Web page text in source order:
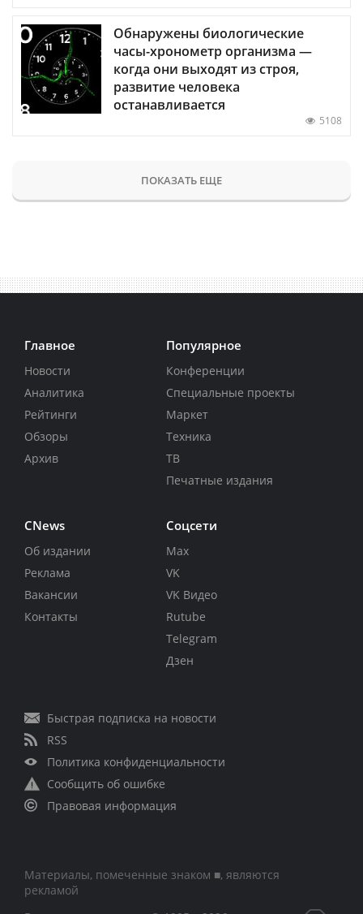
Обнаружены биологические
часы-хронометр организма —
когда они выходят из строя,
развитие человека
останавливается
5108
ПОКАЗАТЬ ЕЩЕ
Главное
Новости
Аналитика
Рейтинги
Обзоры
Архив
Популярное
Конференции
Специальные проекты
Маркет
Техника
ТВ
Печатные издания
CNews
Об издании
Реклама
Вакансии
Контакты
Соцсети
Max
VK
VK Видео
Rutube
Telegram
Дзен
Быстрая подписка на новости
RSS
Политика конфиденциальности
Сообщить об ошибке
Правовая информация
Материалы, помеченные знаком ■, являются
рекламой